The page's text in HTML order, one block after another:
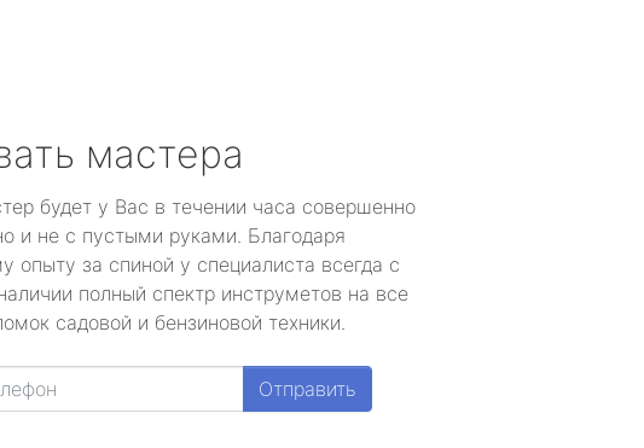
мастера
будет у Вас в течении часа совершенно
и не с пустыми руками. Благодаря
опыту за спиной у специалиста всегда с
полный спектр инструметов на все
садовой и бензиновой техники.
Отправить